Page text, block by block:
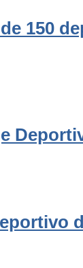
150